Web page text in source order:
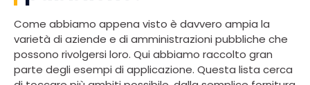
Come abbiamo appena visto è davvero ampia la
varietà di aziende e di amministrazioni pubbliche che
possono rivolgersi loro. Qui abbiamo raccolto gran
parte degli esempi di applicazione. Questa lista cerca